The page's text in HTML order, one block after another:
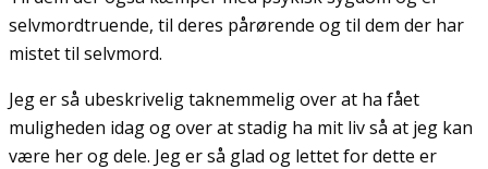
selvmordtruende, til deres pårørende og til dem der har
mistet til selvmord.
Jeg er så ubeskrivelig taknemmelig over at ha fået
muligheden idag og over at stadig ha mit liv så at jeg kan
være her og dele. Jeg er så glad og lettet for dette er